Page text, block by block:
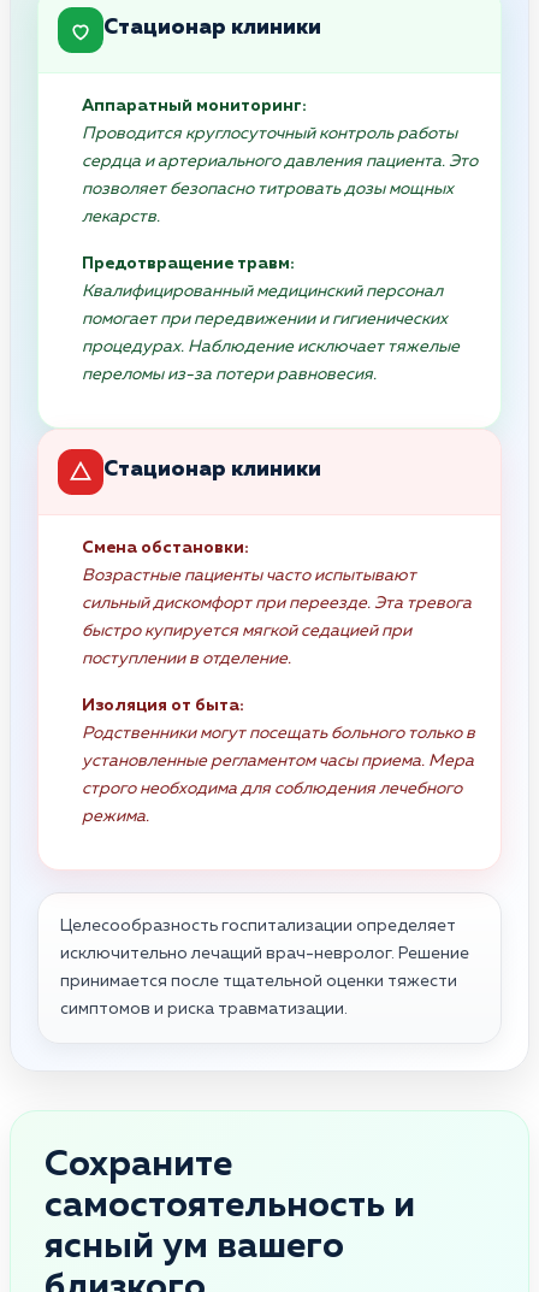
Стационар клиники
Аппаратный мониторинг:
Проводится круглосуточный контроль работы
сердца и артериального давления пациента. Это
позволяет безопасно титровать дозы мощных
лекарств.
Предотвращение травм:
Квалифицированный медицинский персонал
помогает при передвижении и гигиенических
процедурах. Наблюдение исключает тяжелые
переломы из-за потери равновесия.
Стационар клиники
Смена обстановки:
Возрастные пациенты часто испытывают
сильный дискомфорт при переезде. Эта тревога
быстро купируется мягкой седацией при
поступлении в отделение.
Изоляция от быта:
Родственники могут посещать больного только в
установленные регламентом часы приема. Мера
строго необходима для соблюдения лечебного
режима.
Целесообразность госпитализации определяет
исключительно лечащий врач-невролог. Решение
принимается после тщательной оценки тяжести
симптомов и риска травматизации.
Сохраните
самостоятельность и
ясный ум вашего